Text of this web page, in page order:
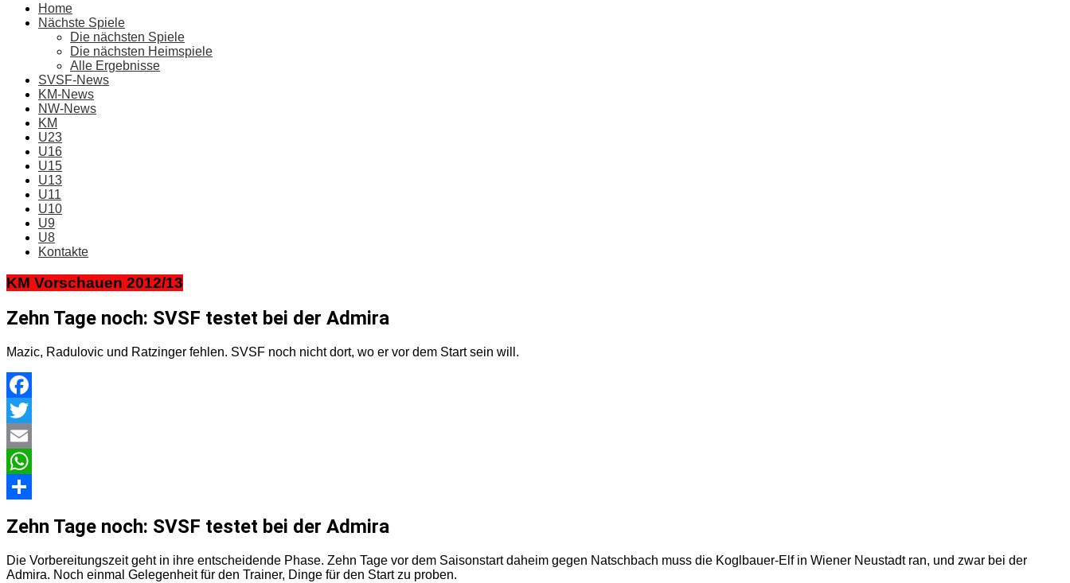
Home
Nächste Spiele
Die nächsten Spiele
Die nächsten Heimspiele
Alle Ergebnisse
SVSF-News
KM-News
NW-News
KM
U23
U16
U15
U13
U11
U10
U9
U8
Kontakte
KM Vorschauen 2012/13
Zehn Tage noch: SVSF testet bei der Admira
Mazic, Radulovic und Ratzinger fehlen. SVSF noch nicht dort, wo er vor dem Start sein will.
Facebook
Twitter
Email
WhatsApp
Zehn Tage noch: SVSF testet bei der Admira
Die Vorbereitungszeit geht in ihre entscheidende Phase. Zehn Tage vor dem Saisonstart daheim gegen Natschbach muss die Koglbauer-Elf in Wiener Neustadt ran, und zwar bei der
Admira. Noch einmal Gelegenheit für den Trainer, Dinge für den Start zu proben.